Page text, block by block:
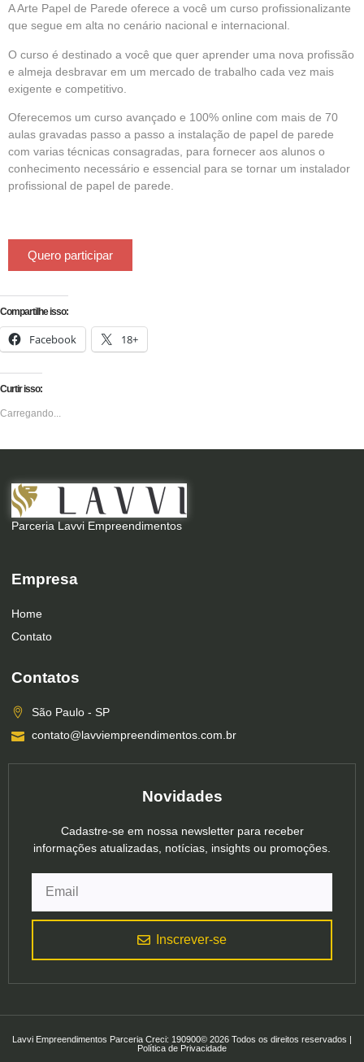
A Arte Papel de Parede oferece a você um curso profissionalizante
que segue em alta no cenário nacional e internacional.
O curso é destinado a você que quer aprender uma nova profissão
e almeja desbravar em um mercado de trabalho cada vez mais
exigente e competitivo.
Oferecemos um curso avançado e 100% online com mais de 70
aulas gravadas passo a passo a instalação de papel de parede
com varias técnicas consagradas, para fornecer aos alunos o
conhecimento necessário e essencial para se tornar um instalador
profissional de papel de parede.
Quero participar
Compartilhe isso:
Facebook 18+
Curtir isso:
Carregando...
Parceria Lavvi Empreendimentos
Empresa
Home
Contato
Contatos
São Paulo - SP
contato@lavviempreendimentos.com.br
Novidades
Cadastre-se em nossa newsletter para receber
informações atualizadas, notícias, insights ou promoções.
Inscrever-se
Lavvi Empreendimentos Parceria Creci: 190900© 2026 Todos os direitos reservados |
Política de Privacidade